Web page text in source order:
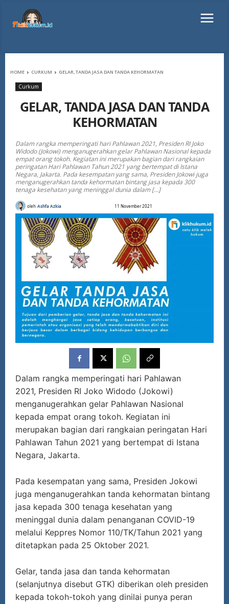
HOME CURKUM GELAR, TANDA JASA DAN TANDA KEHORMATAN
Curkum
GELAR, TANDA JASA DAN TANDA
KEHORMATAN
Dalam rangka memperingati hari Pahlawan 2021, Presiden RI Joko
Widodo (Jokowi) menganugerahkan gelar Pahlawan Nasional kepada
empat orang tokoh. Kegiatan ini merupakan bagian dari rangkaian
peringatan Hari Pahlawan Tahun 2021 yang bertempat di Istana
Negara, Jakarta. Pada kesempatan yang sama, Presiden Jokowi juga
menganugerahkan tanda kehormatan bintang jasa kepada 300
tenaga kesehatan yang meninggal dunia dalam […]
oleh Ashfa Azkia 11 November 2021
Dalam rangka memperingati hari Pahlawan
2021, Presiden RI Joko Widodo (Jokowi)
menganugerahkan gelar Pahlawan Nasional
kepada empat orang tokoh. Kegiatan ini
merupakan bagian dari rangkaian peringatan Hari
Pahlawan Tahun 2021 yang bertempat di Istana
Negara, Jakarta.
Pada kesempatan yang sama, Presiden Jokowi
juga menganugerahkan tanda kehormatan bintang
jasa kepada 300 tenaga kesehatan yang
meninggal dunia dalam penanganan COVID-19
melalui Keppres Nomor 110/TK/Tahun 2021 yang
ditetapkan pada 25 Oktober 2021.
Gelar, tanda jasa dan tanda kehormatan
(selanjutnya disebut GTK) diberikan oleh presiden
kepada tokoh-tokoh yang dinilai punya peran